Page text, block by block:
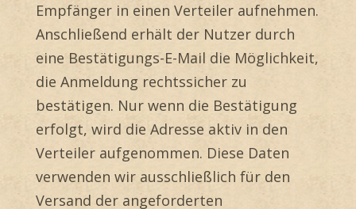
Empfänger in einen Verteiler aufnehmen.
Anschließend erhält der Nutzer durch
eine Bestätigungs-E-Mail die Möglichkeit,
die Anmeldung rechtssicher zu
bestätigen. Nur wenn die Bestätigung
erfolgt, wird die Adresse aktiv in den
Verteiler aufgenommen. Diese Daten
verwenden wir ausschließlich für den
Versand der angeforderten